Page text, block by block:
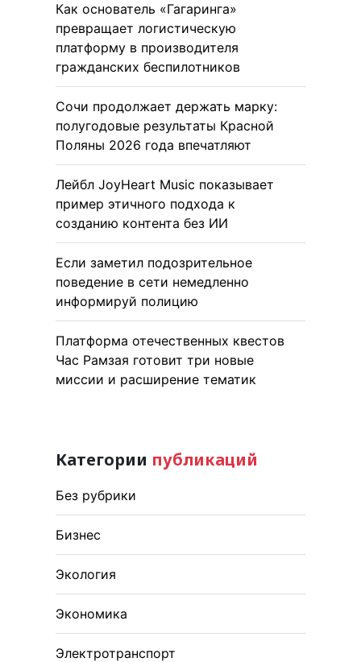
Как основатель «Гагаринга»
превращает логистическую
платформу в производителя
гражданских беспилотников
Сочи продолжает держать марку:
полугодовые результаты Красной
Поляны 2026 года впечатляют
Лейбл JoyHeart Music показывает
пример этичного подхода к
созданию контента без ИИ
Если заметил подозрительное
поведение в сети немедленно
информируй полицию
Платформа отечественных квестов
Час Рамзая готовит три новые
миссии и расширение тематик
Категории публикаций
Без рубрики
Бизнес
Экология
Экономика
Электротранспорт